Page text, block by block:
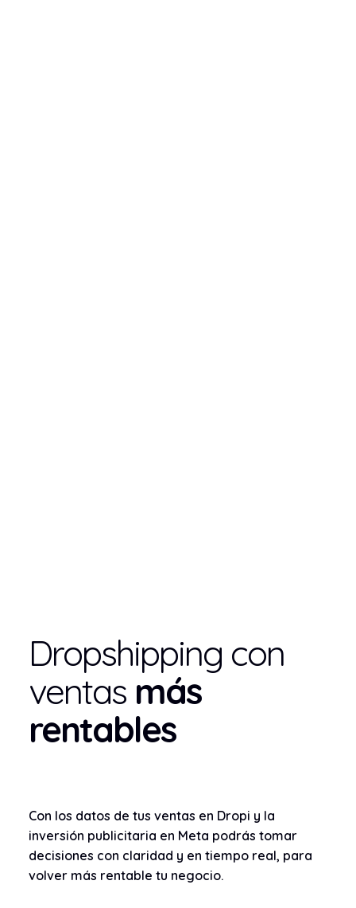
Dropshipping con
ventas más
rentables
Con los datos de tus ventas en Dropi y la
inversión publicitaria en Meta podrás tomar
decisiones con claridad y en tiempo real, para
volver más rentable tu negocio.